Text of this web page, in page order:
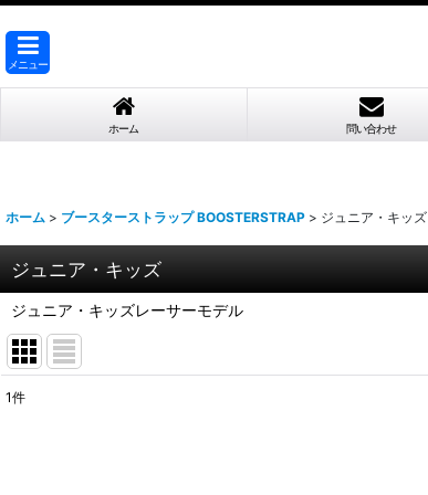
メニュー
ホーム 問い合わせ
ホーム > ブースターストラップ BOOSTERSTRAP > ジュニア・キッズ
ジュニア・キッズ
ジュニア・キッズレーサーモデル
1件